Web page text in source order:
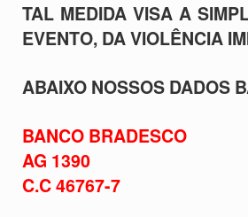
TAL MEDIDA VISA A
EVENTO, DA VIOLÊNCIA
ABAIXO NOSSOS DADOS
BANCO BRADESCO
AG 1390
C.C 46767-7